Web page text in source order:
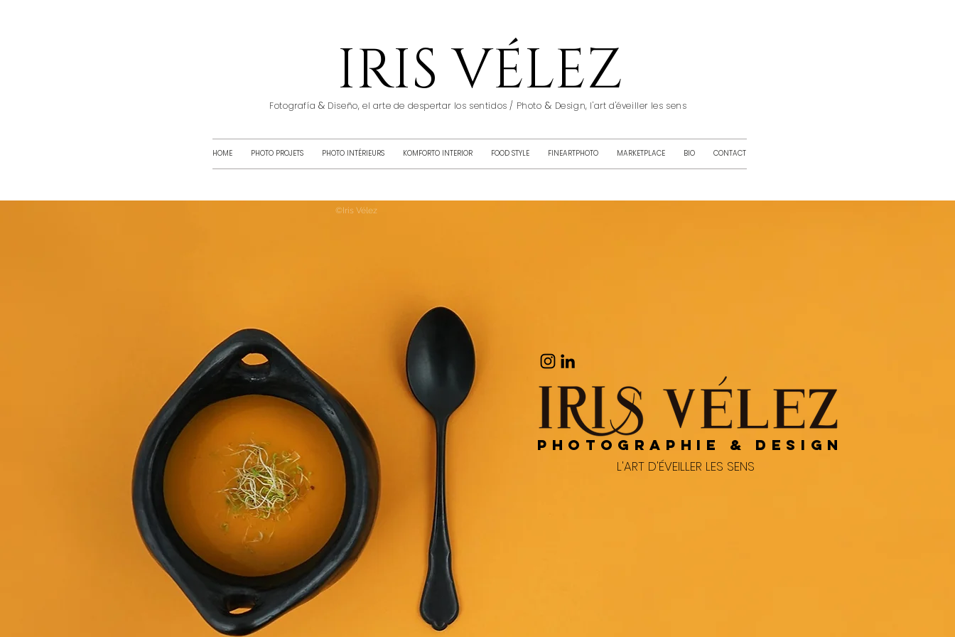
IRIS VÉLEZ
Fotografía & Diseño, el arte de despertar los sentidos / Photo & Design, l'art d'éveiller les sens
HOME PHOTO PROJETS PHOTO INTÉRIEURS KOMFORTO INTERIOR FOOD STYLE FINEARTPHOTO MARKETPLACE BIO CONTACT
PHOTOGRAPHIE & DESIGN
L'ART D'ÉVEILLER LES SENS
©Iris Vélez